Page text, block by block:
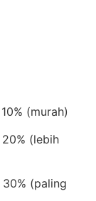
(murah)
(lebih
(paling